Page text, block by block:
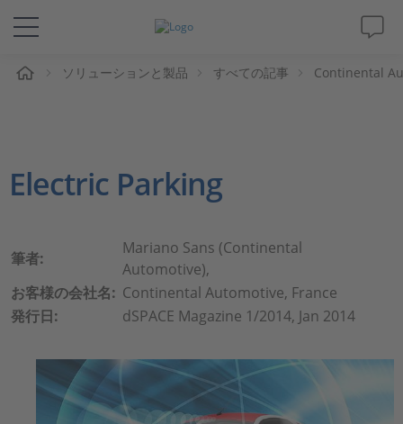
ソリューションと製品
動画
企業情報
ソリューションと製品 すべての記事 Continental
Electric Parking
筆者:
Mariano Sans (Continental
Automotive),
お客様の会社名: Continental Automotive, France
発行日:
dSPACE Magazine 1/2014, Jan 2014